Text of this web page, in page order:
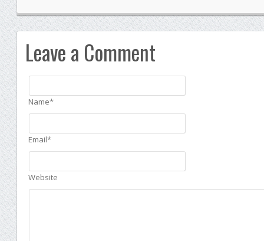
Leave a Comment
Name*
Email*
Website